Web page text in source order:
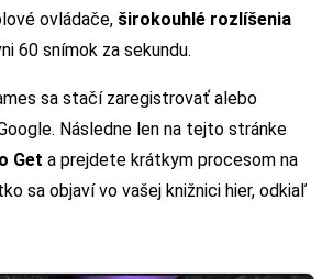
ovládače, širokouhlé rozlíšenia
60 snímok za sekundu.
sa stačí zaregistrovať alebo
Následne len na tejto stránke
Get a prejdete krátkym procesom na
sa objaví vo vašej knižnici hier, odkiaľ